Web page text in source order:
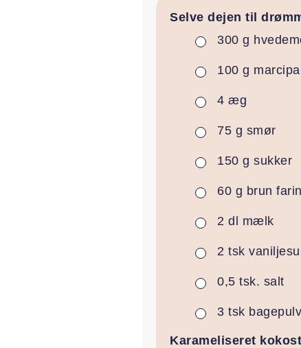
Selve dejen til
▢
300 g
▢100 g
▢
4 æg
▢
75 g smør
▢150 g sukker
▢
60 g brun farin
▢
2 dl mælk
▢
2 tsk
▢
0,5 tsk. salt
▢
3 tsk
Karameliseret